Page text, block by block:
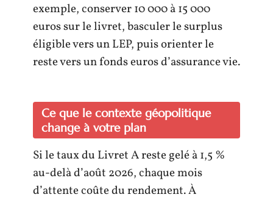
exemple, conserver 10 000 à 15 000
euros sur le livret, basculer le surplus
éligible vers un LEP, puis orienter le
reste vers un fonds euros d’assurance vie.
Ce que le contexte géopolitique
change à votre plan
Si le taux du Livret A reste gelé à 1,5 %
au-delà d’août 2026, chaque mois
d’attente coûte du rendement. À